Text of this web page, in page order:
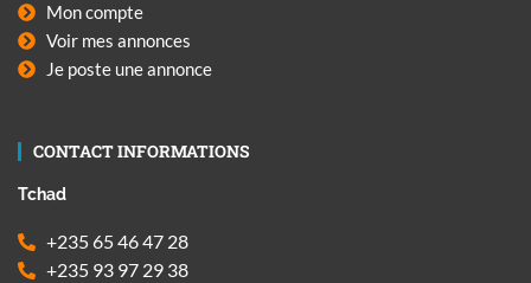
Mon compte
Voir mes annonces
Je poste une annonce
CONTACT INFORMATIONS
Tchad
+235 65 46 47 28
+235 93 97 29 38